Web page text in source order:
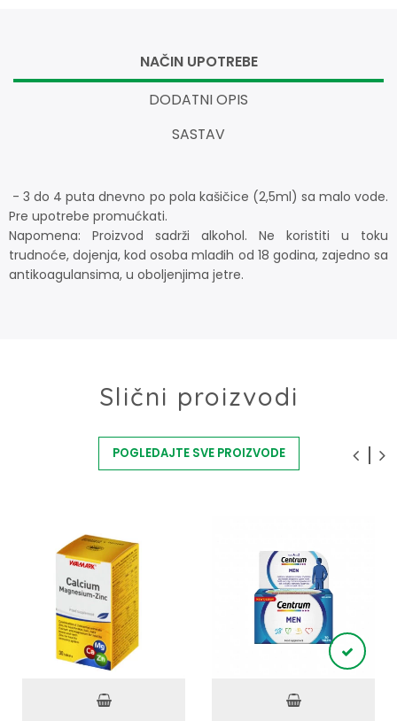
NAČIN UPOTREBE
DODATNI OPIS
SASTAV
- 3 do 4 puta dnevno po pola kašičice (2,5ml) sa malo vode.
Pre upotrebe promućkati.
Napomena: Proizvod sadrži alkohol. Ne koristiti u toku
trudnoće, dojenja, kod osoba mlađih od 18 godina, zajedno sa
antikoagulansima, u oboljenjima jetre.
Slični proizvodi
POGLEDAJTE SVE PROIZVODE